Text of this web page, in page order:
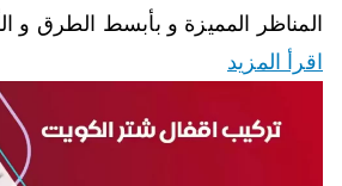
المناظر المميزة و بأبسط الطرق و
اقرأ المزيد